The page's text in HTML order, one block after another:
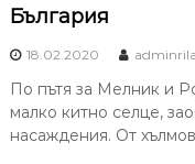
България
18.02.2020
По пътя за Мелник и
малко китно селце,
насаждения. От